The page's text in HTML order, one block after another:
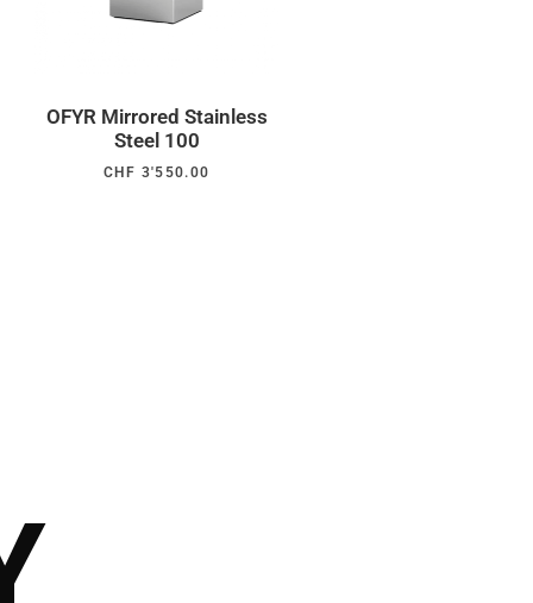
OFYR Mirrored Stainless
Steel 100
CHF 3'550.00